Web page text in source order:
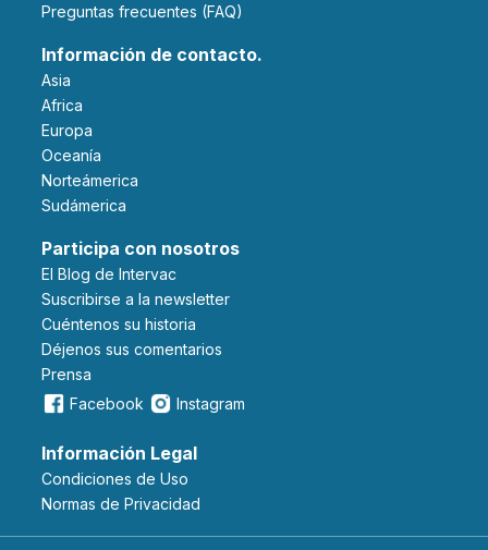
Preguntas frecuentes (FAQ)
Información de contacto.
Asia
Africa
Europa
Oceanía
Norteámerica
Sudámerica
Participa con nosotros
El Blog de Intervac
Suscribirse a la newsletter
Cuéntenos su historia
Déjenos sus comentarios
Prensa
Facebook
Instagram
Información Legal
Condiciones de Uso
Normas de Privacidad